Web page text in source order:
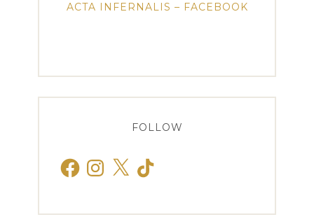
ACTA INFERNALIS – FACEBOOK
FOLLOW
FacebookInstagram
X TikTok